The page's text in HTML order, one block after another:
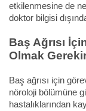
etkilenmesine de
doktor bilgisi
Baş Ağrısı
Olmak
Baş ağrısı için
nöroloji bölümüne
hastalıklarından